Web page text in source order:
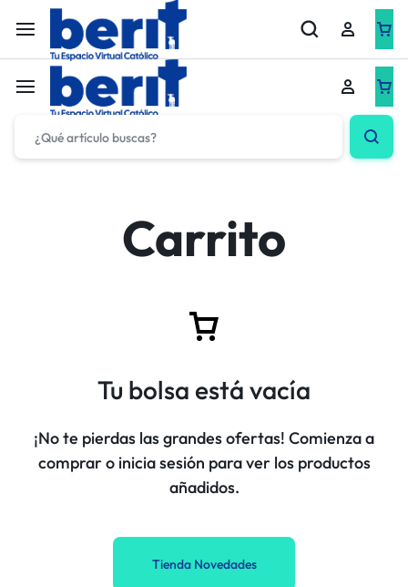
Carrito
Tu bolsa está vacía
¡No te pierdas las grandes ofertas! Comienza a
comprar o inicia sesión para ver los productos
añadidos.
Tienda Novedades